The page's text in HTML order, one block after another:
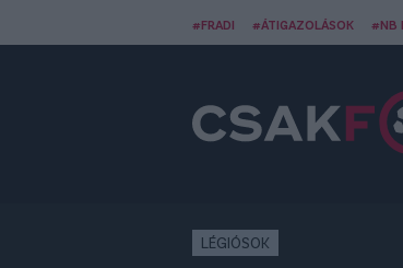
#FRADI #ÁTIGAZOLÁSOK #NB I
LÉGIÓSOK